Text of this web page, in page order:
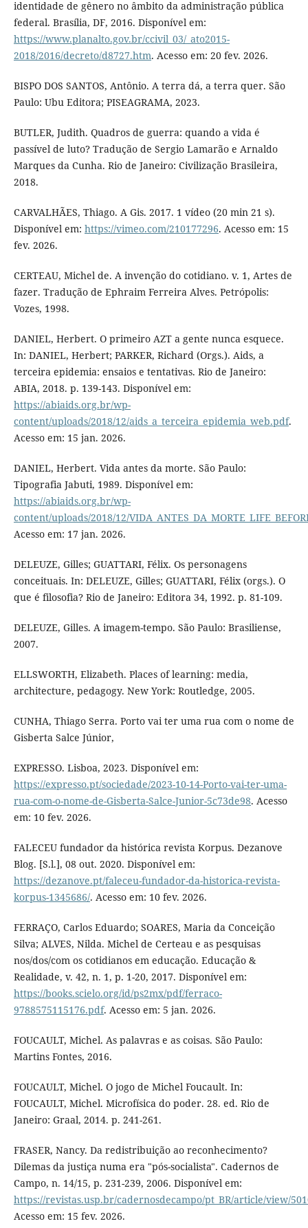
identidade de gênero no âmbito da administração pública
federal. Brasília, DF, 2016. Disponível em:
https://www.planalto.gov.br/ccivil_03/_ato2015-
2018/2016/decreto/d8727.htm. Acesso em: 20 fev. 2026.
BISPO DOS SANTOS, Antônio. A terra dá, a terra quer. São
Paulo: Ubu Editora; PISEAGRAMA, 2023.
BUTLER, Judith. Quadros de guerra: quando a vida é
passível de luto? Tradução de Sergio Lamarão e Arnaldo
Marques da Cunha. Rio de Janeiro: Civilização Brasileira,
2018.
CARVALHÃES, Thiago. A Gis. 2017. 1 vídeo (20 min 21 s).
Disponível em: https://vimeo.com/210177296. Acesso em: 15
fev. 2026.
CERTEAU, Michel de. A invenção do cotidiano. v. 1, Artes de
fazer. Tradução de Ephraim Ferreira Alves. Petrópolis:
Vozes, 1998.
DANIEL, Herbert. O primeiro AZT a gente nunca esquece.
In: DANIEL, Herbert; PARKER, Richard (Orgs.). Aids, a
terceira epidemia: ensaios e tentativas. Rio de Janeiro:
ABIA, 2018. p. 139-143. Disponível em:
https://abiaids.org.br/wp-
content/uploads/2018/12/aids_a_terceira_epidemia_web.pdf.
Acesso em: 15 jan. 2026.
DANIEL, Herbert. Vida antes da morte. São Paulo:
Tipografia Jabuti, 1989. Disponível em:
https://abiaids.org.br/wp-
content/uploads/2018/12/
Acesso em: 17 jan. 2026.
DELEUZE, Gilles; GUATTARI, Félix. Os personagens
conceituais. In: DELEUZE, Gilles; GUATTARI, Félix (orgs.). O
que é filosofia? Rio de Janeiro: Editora 34, 1992. p. 81-109.
DELEUZE, Gilles. A imagem-tempo. São Paulo: Brasiliense,
2007.
ELLSWORTH, Elizabeth. Places of learning: media,
architecture, pedagogy. New York: Routledge, 2005.
CUNHA, Thiago Serra. Porto vai ter uma rua com o nome de
Gisberta Salce Júnior,
EXPRESSO. Lisboa, 2023. Disponível em:
https://expresso.pt/sociedade/2023-10-14-Porto-vai-ter-uma-
rua-com-o-nome-de-Gisberta-Salce-Junior-5c73de98. Acesso
em: 10 fev. 2026.
FALECEU fundador da histórica revista Korpus. Dezanove
Blog. [S.l.], 08 out. 2020. Disponível em:
https://dezanove.pt/faleceu-fundador-da-historica-revista-
korpus-1345686/. Acesso em: 10 fev. 2026.
FERRAÇO, Carlos Eduardo; SOARES, Maria da Conceição
Silva; ALVES, Nilda. Michel de Certeau e as pesquisas
nos/dos/com os cotidianos em educação. Educação &
Realidade, v. 42, n. 1, p. 1-20, 2017. Disponível em:
https://books.scielo.org/id/ps2mx/pdf/ferraco-
9788575115176.pdf. Acesso em: 5 jan. 2026.
FOUCAULT, Michel. As palavras e as coisas. São Paulo:
Martins Fontes, 2016.
FOUCAULT, Michel. O jogo de Michel Foucault. In:
FOUCAULT, Michel. Microfísica do poder. 28. ed. Rio de
Janeiro: Graal, 2014. p. 241-261.
FRASER, Nancy. Da redistribuição ao reconhecimento?
Dilemas da justiça numa era "pós-socialista". Cadernos de
Campo, n. 14/15, p. 231-239, 2006. Disponível em:
https://revistas.usp.br/cadernosdecampo/pt_BR/article/view/
Acesso em: 15 fev. 2026.